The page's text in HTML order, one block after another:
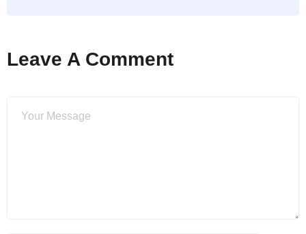
Leave A Comment